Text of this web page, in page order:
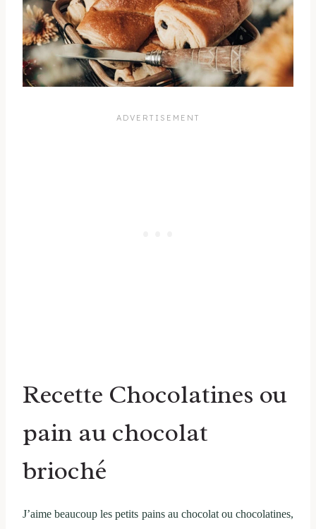
Recette Chocolatines ou
pain au chocolat
brioché
J’aime beaucoup les petits pains au chocolat ou chocolatines,